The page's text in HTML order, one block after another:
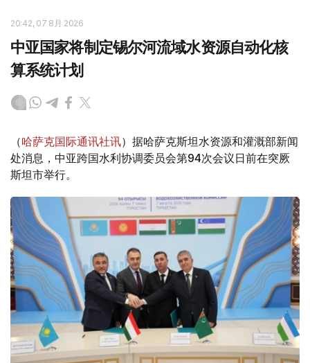
20:42, 07 8月 2026
中亚国家将制定锡尔河流域水资源自动化核
算系统计划
（哈萨克国际通讯社讯）据哈萨克斯坦水资源和灌溉部新闻
处消息，中亚跨国水利协调委员会第94次会议日前在突厥
斯坦市举行。